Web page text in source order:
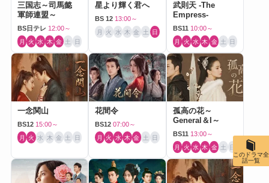
三国志～司馬懿
軍師連盟～
BS日テレ 12:00～
月 火 水 木 金 土 日
星より輝く君へ
BS 12 13:00～
月 火 水 木 金 土 日
武則天 -The
Empress-
BS11 10:00～
月 火 水 木 金 土 日
一念関山
BS12 15:00～
月 火 水 木 金 土 日
花間令
BS12 07:00～
月 火 水 木 金 土 日
孤高の花～
General＆I～
BS11 13:00～
月 火 水 木 金 土
日
このドラマ全
話一覧